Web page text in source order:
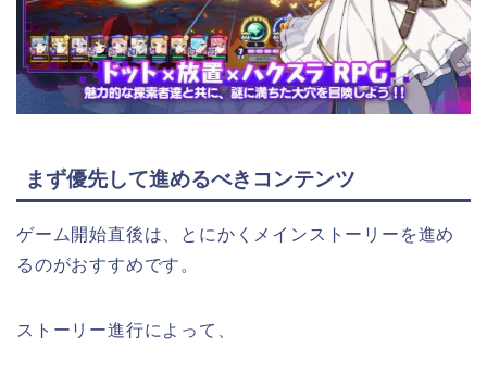
まず優先して進めるべきコンテンツ
ゲーム開始直後は、とにかくメインストーリーを進め
るのがおすすめです。
ストーリー進行によって、